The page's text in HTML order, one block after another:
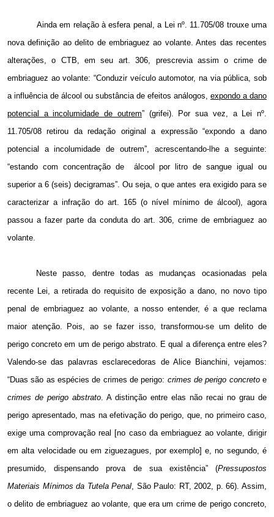
Ainda em relação à esfera penal, a Lei nº. 11.705/08 trouxe uma
nova definição ao delito de embriaguez ao volante. Antes das recentes
alterações, o CTB, em seu art. 306, prescrevia assim o crime de
embriaguez ao volante: “Conduzir veículo automotor, na via pública, sob
a influência de álcool ou substância de efeitos análogos, expondo a dano
potencial a incolumidade de outrem” (grifei). Por sua vez, a Lei nº.
11.705/08 retirou daredação original aexpressão “expondo a dano
potencial a incolumidade de outrem”, acrescentando-lhe a seguinte:
“estando com concentração de álcool por litro de sangue igual ou
superior a 6 (seis) decigramas”. Ou seja, o que antes era exigido para se
caracterizar a infração do art. 165 (o nível mínimo de álcool), agora
passou a fazer parte da conduta do art. 306, crime de embriaguez ao
volante.
Neste passo, dentre todas asmudanças ocasionadas pela
recente Lei, a retirada do requisito de exposição a dano, no novo tipo
penal de embriaguez ao volante, a nosso entender, é a que reclama
maior atenção. Pois, ao se fazer isso, transformou-se um delito de
perigo concreto em um de perigo abstrato. E qual a diferença entre eles?
Valendo-se das palavras esclarecedoras de Alice Bianchini, vejamos:
“Duas são as espécies de crimes de perigo: crimes de perigo concretoe
crimes de perigo abstrato. A distinção entre elas não recai no grau de
perigo apresentado, mas na efetivação do perigo, que, no primeiro caso,
exige uma comprovação real [no caso da embriaguez ao volante, dirigir
em alta velocidade ou em ziguezagues, por exemplo] e, no segundo, é
presumido, dispensando prova de sua existência” (Pressupostos
Materiais Mínimos da Tutela Penal, São Paulo: RT, 2002, p. 66). Assim,
o delito de embriaguez ao volante, que era um crime de perigo concreto,